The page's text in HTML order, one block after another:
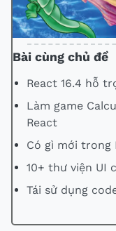
Bài cùng chủ đề
React 16.4 hỗ
Làm game
React
Có gì mới trong
10+ thư viện UI
Tái sử dụng